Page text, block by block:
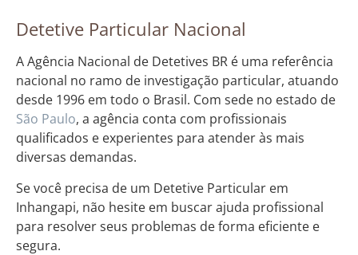
Detetive Particular Nacional
A Agência Nacional de Detetives BR é uma referência
nacional no ramo de investigação particular, atuando
desde 1996 em todo o Brasil. Com sede no estado de
São Paulo, a agência conta com profissionais
qualificados e experientes para atender às mais
diversas demandas.
Se você precisa de um Detetive Particular em
Inhangapi, não hesite em buscar ajuda profissional
para resolver seus problemas de forma eficiente e
segura.